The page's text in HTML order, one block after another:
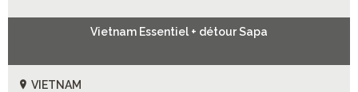
Vietnam Essentiel + détour Sapa
VIETNAM